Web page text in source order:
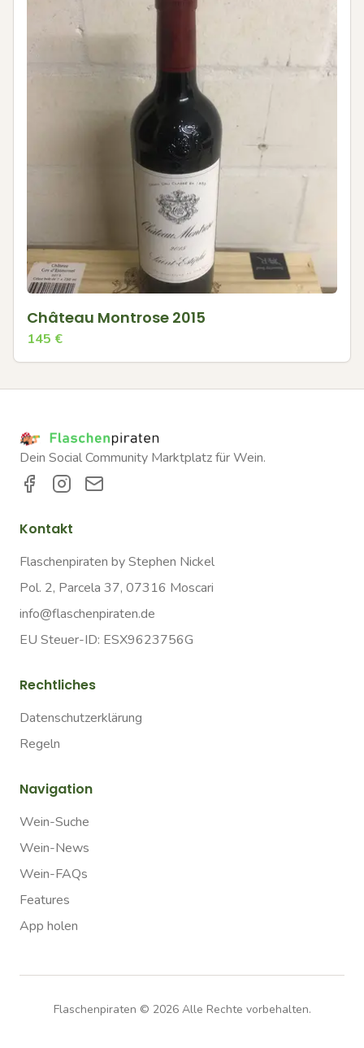
Château Montrose 2015
145 €
Dein Social Community Marktplatz für Wein.
Kontakt
Flaschenpiraten by Stephen Nickel
Pol. 2, Parcela 37, 07316 Moscari
info@flaschenpiraten.de
EU Steuer-ID: ESX9623756G
Rechtliches
Datenschutzerklärung
Regeln
Navigation
Wein-Suche
Wein-News
Wein-FAQs
Features
App holen
Flaschenpiraten © 2026Alle Rechte vorbehalten.